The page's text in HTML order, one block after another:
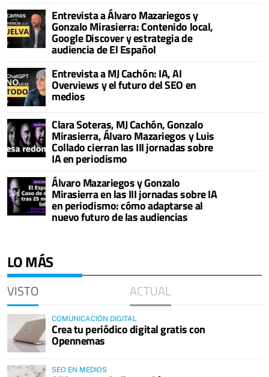
Entrevista a Álvaro Mazariegos y
Gonzalo Mirasierra: Contenido local,
Google Discover y estrategia de
audiencia de El Español
Entrevista a MJ Cachón: IA, AI
Overviews y el futuro del SEO en
medios
Clara Soteras, MJ Cachón, Gonzalo
Mirasierra, Álvaro Mazariegos y Luis
Collado cierran las III jornadas sobre
IA en periodismo
Álvaro Mazariegos y Gonzalo
Mirasierra en las III jornadas sobre IA
en periodismo: cómo adaptarse al
nuevo futuro de las audiencias
LO MÁS
VISTO ACTUAL
COMUNICACIÓN DIGITAL
Crea tu periódico digital gratis con
Opennemas
SEO EN MEDIOS